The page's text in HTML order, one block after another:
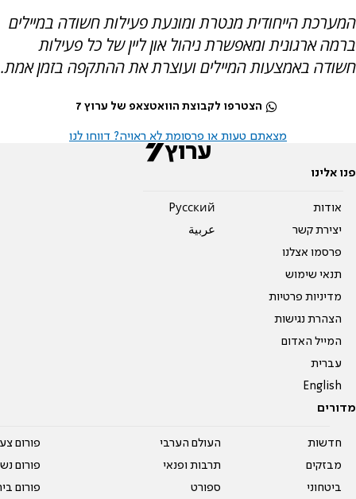
המערכת הייחודית מנטרת ומונעת פעילות חשודה במיילים
ברמה ארגונית ומאפשרת ניהול און ליין של כל פעילות
חשודה באמצעות המיילים ועוצרת את ההתקפה בזמן אמת.
הצטרפו לקבוצת הוואטצאפ של ערוץ 7
מצאתם טעות או פרסומת לא ראויה? דווחו לנו
פנו אלינו
אודות
יצירת קשר
פרסמו אצלנו
תנאי שימוש
מדיניות פרטיות
הצהרת נגישות
המייל האדום
עברית
English
Pусский
عربية
מדורים
חדשות
מבזקים
ביטחוני
העולם הערבי
תרבות ופנאי
ספורט
פורום
פורום
פורום